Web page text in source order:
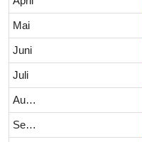
Mai
Juni
Juli
August
September